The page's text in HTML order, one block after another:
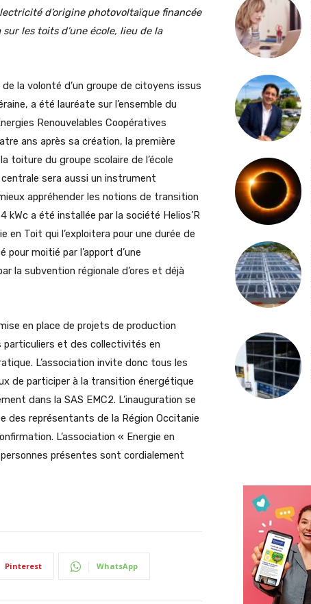
d’origine photovoltaïque financée
les toits d’une école, lieu de la
la volonté d’un groupe de citoyens issus
a été lauréate sur l’ensemble du
Renouvelables Coopératives
ans après sa création, la première
toiture du groupe scolaire de l’école
sera aussi un instrument
appréhender les notions de transition
a été installée par la société Helios’R
en Toit qui l’exploitera pour une durée de
moitié par l’apport d’une
la subvention régionale d’ores et déjà
en place de projets de production
particuliers et des collectivités en
L’association invite donc tous les
de participer à la transition énergétique
dans la SAS EMC2. L’inauguration se
des représentants de la Région Occitanie
L’association « Energie en
présentes sont cordialement
Pinterest WhatsApp